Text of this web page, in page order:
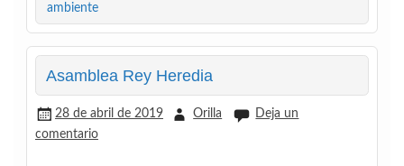
ambiente
Asamblea Rey Heredia
28 de abril de 2019 Orilla
Deja un
comentario